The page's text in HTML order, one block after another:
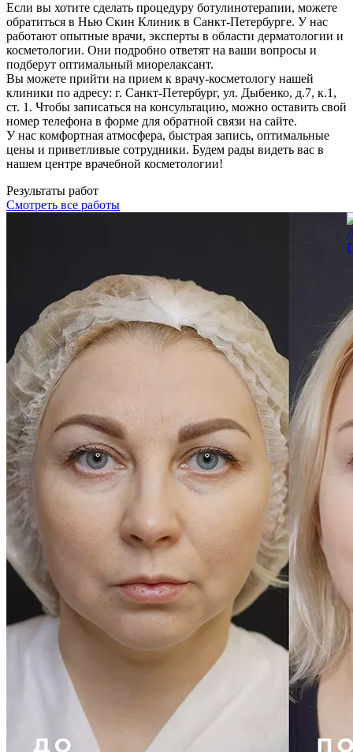
Если вы хотите сделать процедуру ботулинотерапии, можете
обратиться в Нью Скин Клиник в Санкт-Петербурге. У нас
работают опытные врачи, эксперты в области дерматологии и
косметологии. Они подробно ответят на ваши вопросы и
подберут оптимальный миорелаксант.
Вы можете прийти на прием к врачу-косметологу нашей
клиники по адресу: г. Санкт-Петербург, ул. Дыбенко, д.7, к.1,
ст. 1. Чтобы записаться на консультацию, можно оставить свой
номер телефона в форме для обратной связи на сайте.
У нас комфортная атмосфера, быстрая запись, оптимальные
цены и приветливые сотрудники. Будем рады видеть вас в
нашем центре врачебной косметологии!
Результаты работ
Смотреть все работы